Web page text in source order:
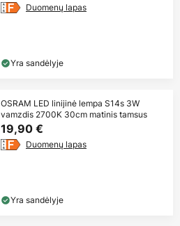
Duomenų lapas
Yra sandėlyje
OSRAM LED linijinė lempa S14s 3W
vamzdis 2700K 30cm matinis tamsus
19,90 €
Duomenų lapas
Yra sandėlyje